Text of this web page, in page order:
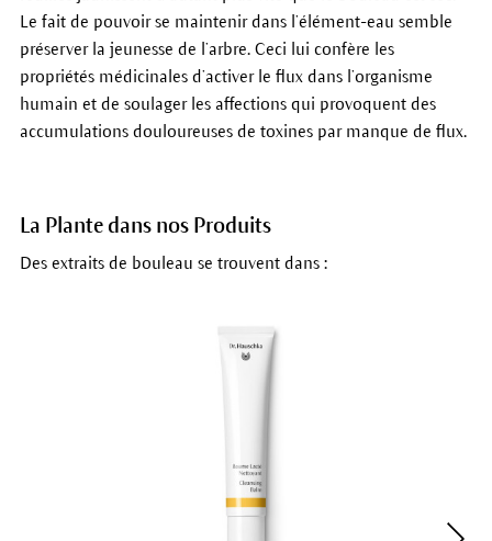
Le fait de pouvoir se maintenir dans l’élément-eau semble
préserver la jeunesse de l’arbre. Ceci lui confère les
propriétés médicinales d’activer le flux dans l’organisme
humain et de soulager les affections qui provoquent des
accumulations douloureuses de toxines par manque de flux.
La Plante dans nos Produits
Des extraits de bouleau se trouvent dans :